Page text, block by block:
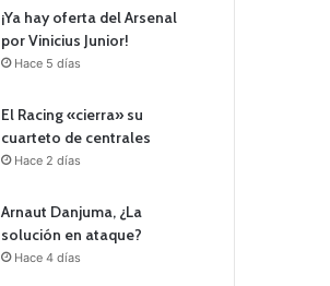
¡Ya hay oferta del Arsenal
por Vinicius Junior!
Hace 5 días
El Racing «cierra» su
cuarteto de centrales
Hace 2 días
Arnaut Danjuma, ¿La
solución en ataque?
Hace 4 días